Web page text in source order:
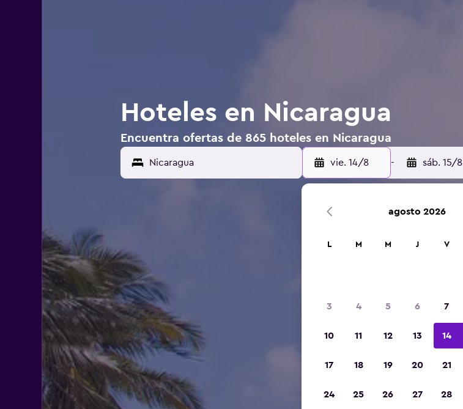
Hoteles en Nicaragua
Encuentra ofertas de 865 hoteles en Nicaragua
vie. 14/8 - sáb. 15/8
agosto 2026
L M M J V
3 4 5 6 7
10 11 12 13 14
17 18 19 20 21
24 25 26 27 28